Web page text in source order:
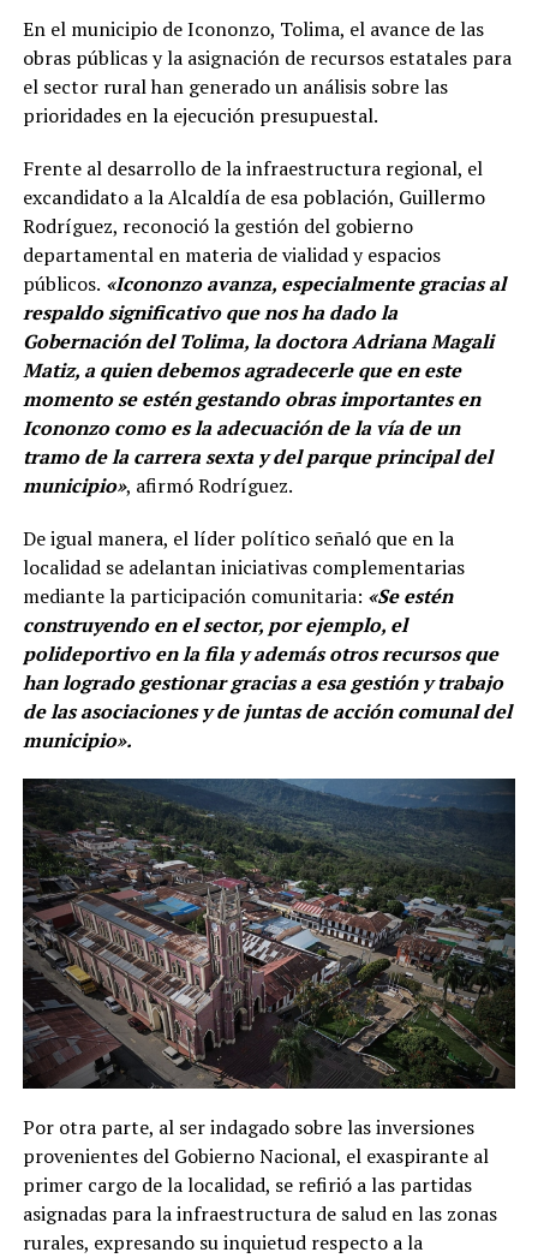
En el municipio de Icononzo, Tolima, el avance de las
obras públicas y la asignación de recursos estatales para
el sector rural han generado un análisis sobre las
prioridades en la ejecución presupuestal.
Frente al desarrollo de la infraestructura regional, el
excandidato a la Alcaldía de esa población, Guillermo
Rodríguez, reconoció la gestión del gobierno
departamental en materia de vialidad y espacios
públicos. «Icononzo avanza, especialmente gracias al
respaldo significativo que nos ha dado la
Gobernación del Tolima, la doctora Adriana Magali
Matiz, a quien debemos agradecerle que en este
momento se estén gestando obras importantes en
Icononzo como es la adecuación de la vía de un
tramo de la carrera sexta y del parque principal del
municipio», afirmó Rodríguez.
De igual manera, el líder político señaló que en la
localidad se adelantan iniciativas complementarias
mediante la participación comunitaria: «Se estén
construyendo en el sector, por ejemplo, el
polideportivo en la fila y además otros recursos que
han logrado gestionar gracias a esa gestión y trabajo
de las asociaciones y de juntas de acción comunal del
municipio».
Por otra parte, al ser indagado sobre las inversiones
provenientes del Gobierno Nacional, el exaspirante al
primer cargo de la localidad, se refirió a las partidas
asignadas para la infraestructura de salud en las zonas
rurales, expresando su inquietud respecto a la